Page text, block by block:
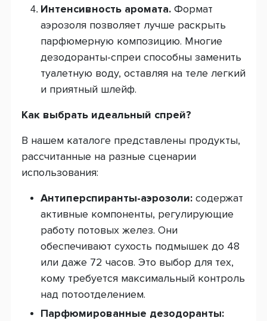
Интенсивность аромата. Формат
аэрозоля позволяет лучше раскрыть
парфюмерную композицию. Многие
дезодоранты-спреи способны заменить
туалетную воду, оставляя на теле легкий
и приятный шлейф.
Как выбрать идеальный спрей?
В нашем каталоге представлены продукты,
рассчитанные на разные сценарии
использования:
Антиперспиранты-аэрозоли: содержат
активные компоненты, регулирующие
работу потовых желез. Они
обеспечивают сухость подмышек до 48
или даже 72 часов. Это выбор для тех,
кому требуется максимальный контроль
над потоотделением.
Парфюмированные дезодоранты: